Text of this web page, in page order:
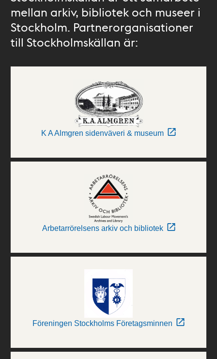
mellan arkiv, bibliotek och museer i
Stockholm. Partnerorganisationer
till Stockholmskällan är:
K A Almgren sidenväveri & museum
Arbetarrörelsens arkiv och bibliotek
Föreningen Stockholms Företagsminnen